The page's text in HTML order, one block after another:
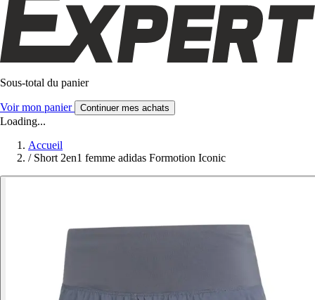
Sous-total du panier
Voir mon panier Continuer mes achats
Loading...
Accueil
/ Short 2en1 femme adidas Formotion Iconic